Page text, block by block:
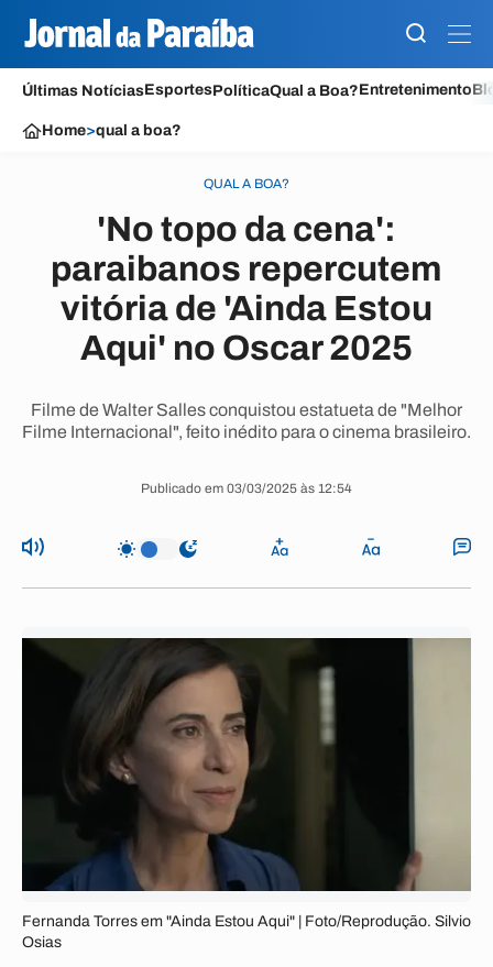
Últimas NotíciasEsportesPolíticaQual a Boa?Entretenimento
Home>qual a boa?
QUAL A BOA?
'No topo da cena':
paraibanos repercutem
vitória de 'Ainda Estou
Aqui' no Oscar 2025
Filme de Walter Salles conquistou estatueta de "Melhor
Filme Internacional", feito inédito para o cinema brasileiro.
Publicado em 03/03/2025 às 12:54
Fernanda Torres em "Ainda Estou Aqui" | Foto/Reprodução. Silvio
Osias